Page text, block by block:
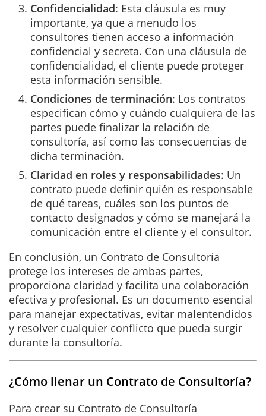
Confidencialidad: Esta cláusula es muy
importante, ya que a menudo los
consultores tienen acceso a información
confidencial y secreta. Con una cláusula de
confidencialidad, el cliente puede proteger
esta información sensible.
Condiciones de terminación: Los contratos
especifican cómo y cuándo cualquiera de las
partes puede finalizar la relación de
consultoría, así como las consecuencias de
dicha terminación.
Claridad en roles y responsabilidades: Un
contrato puede definir quién es responsable
de qué tareas, cuáles son los puntos de
contacto designados y cómo se manejará la
comunicación entre el cliente y el consultor.
En conclusión, un Contrato de Consultoría
protege los intereses de ambas partes,
proporciona claridad y facilita una colaboración
efectiva y profesional. Es un documento esencial
para manejar expectativas, evitar malentendidos
y resolver cualquier conflicto que pueda surgir
durante la consultoría.
¿Cómo llenar un Contrato de Consultoría?
Para crear su Contrato de Consultoría